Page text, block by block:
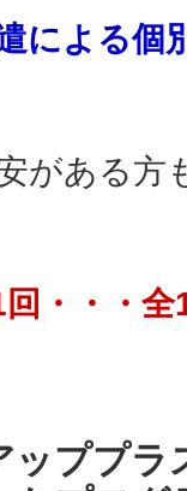
による個
がある方
・・・
ッププ